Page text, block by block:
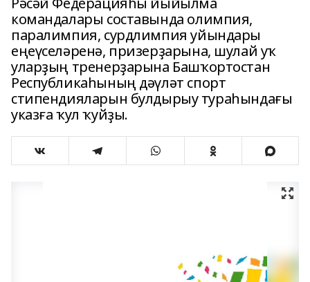
командалары составында олимпия,
паралимпия, сурдлимпия уйындары
еңеүселәренә, призерҙарына, шулай уҡ
уларҙың тренерҙарына Башҡортостан
Республикаһының дәүләт спорт
стипендияларын булдырыу тураһындағы
указға ҡул ҡуйҙы.